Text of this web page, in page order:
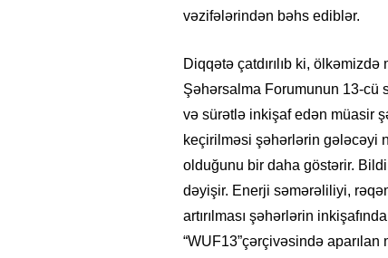
vəzifələrindən bəhs ediblər.
Diqqətə çatdırılıb ki, ölkəmizdə
Şəhərsalma Forumunun 13-cü
və sürətlə inkişaf edən müasir
keçirilməsi şəhərlərin gələcəyi
olduğunu bir daha göstərir.
dəyişir. Enerji səmərəliliyi,
artırılması şəhərlərin
“WUF13”çərçivəsində aparılan